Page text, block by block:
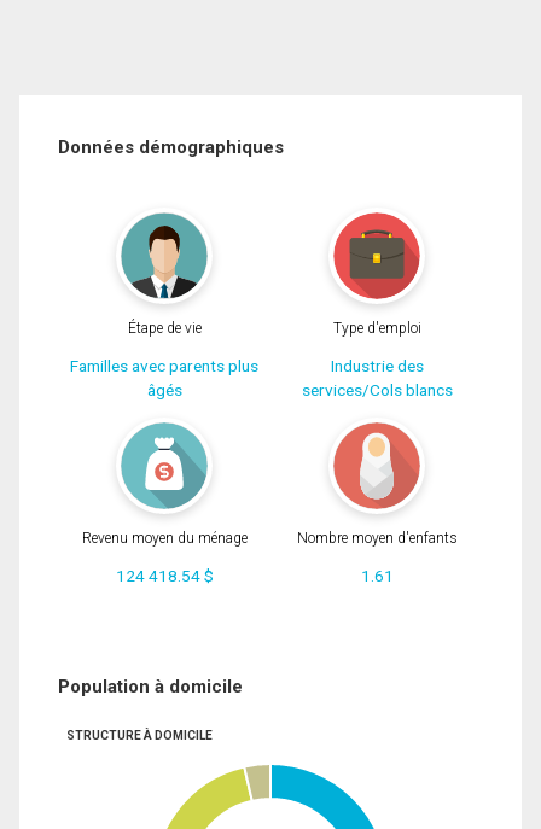
Données démographiques
Étape de vie
Familles avec parents plus
âgés
Type d'emploi
Industrie des
services/Cols blancs
Revenu moyen du ménage
124 418.54 $
Nombre moyen d'enfants
1.61
Population à domicile
STRUCTURE À DOMICILE